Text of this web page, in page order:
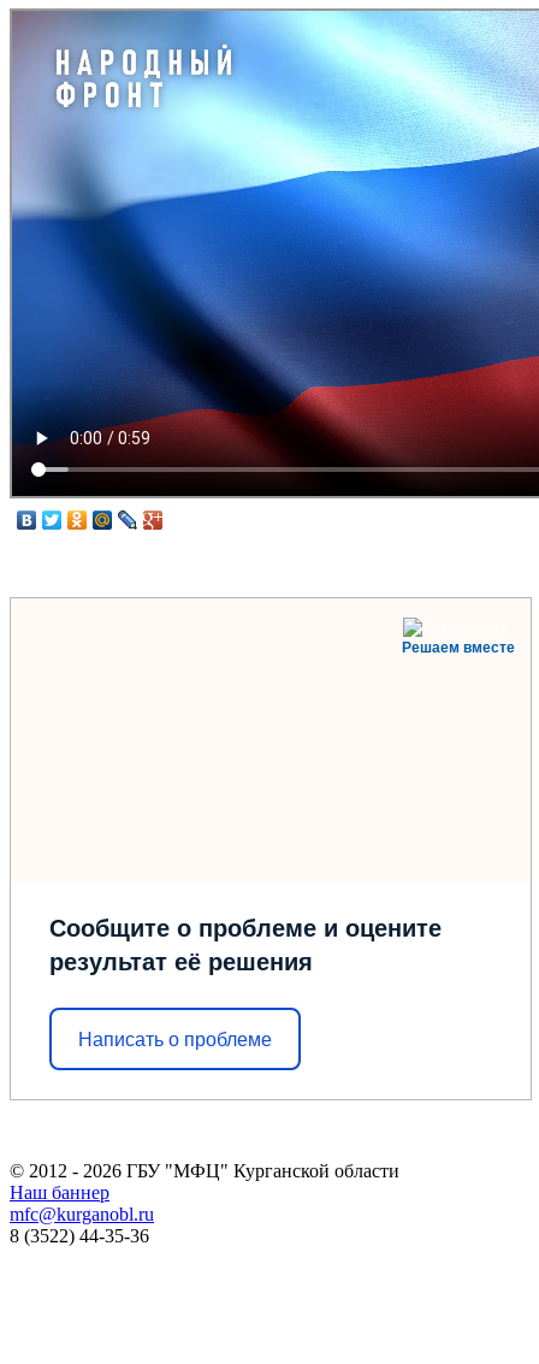
Решаем вместе
Сообщите о проблеме и оцените
результат её решения
Написать о проблеме
© 2012 - 2026 ГБУ "МФЦ" Курганской области
Наш баннер
mfc@kurganobl.ru
8 (3522) 44-35-36